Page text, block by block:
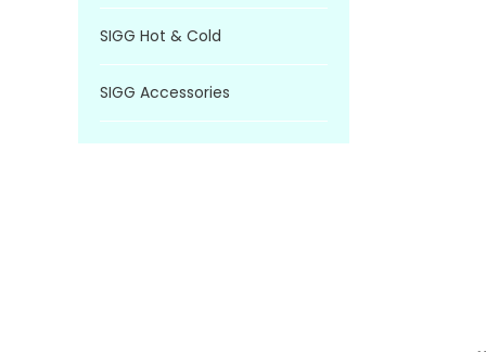
SIGG Hot & Cold
SIGG Accessories